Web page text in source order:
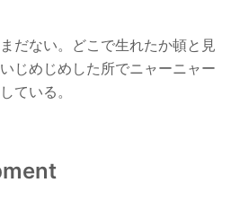
だない。どこで生れたか頓と見
じめじめした所でニャーニャー
ている。